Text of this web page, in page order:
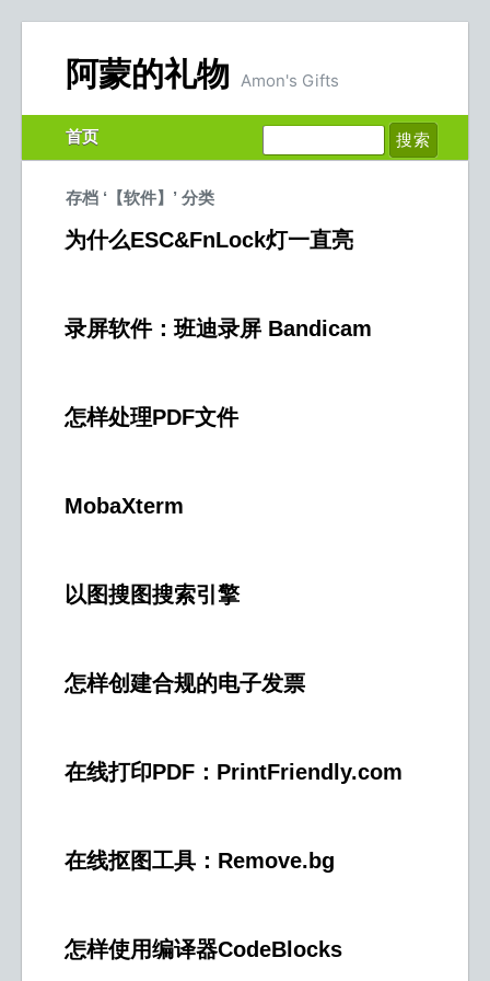
阿蒙的礼物 Amon's Gifts
首页
存档 ‘【软件】’ 分类
为什么ESC&FnLock灯一直亮
录屏软件：班迪录屏 Bandicam
怎样处理PDF文件
MobaXterm
以图搜图搜索引擎
怎样创建合规的电子发票
在线打印PDF：PrintFriendly.com
在线抠图工具：Remove.bg
怎样使用编译器CodeBlocks